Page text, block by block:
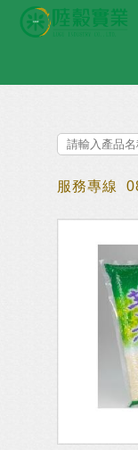
Select Language ▼
服務專線